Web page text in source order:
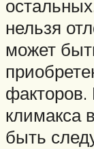
нельзя
может
факторов.
климакса
быть